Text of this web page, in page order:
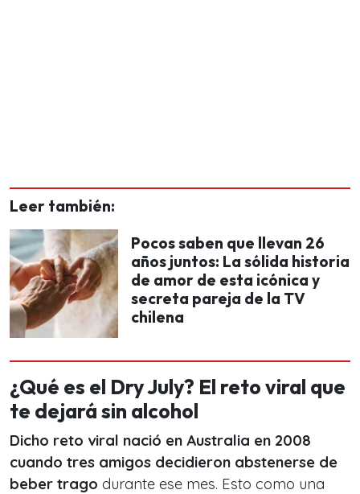
Leer también:
Pocos saben que llevan 26
años juntos: La sólida historia
de amor de esta icónica y
secreta pareja de la TV
chilena
¿Qué es el Dry July? El reto viral que
te dejará sin alcohol
Dicho reto viral nació en Australia en 2008
cuando tres amigos decidieron abstenerse de
beber trago durante ese mes. Esto como una